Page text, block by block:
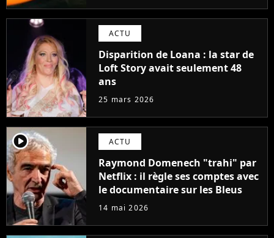
ACTU
Disparition de Loana : la star de
Loft Story avait seulement 48
ans
25 mars 2026
player2 ACTU
Raymond Domenech "trahi" par
Netflix : il règle ses comptes avec
le documentaire sur les Bleus
14 mai 2026